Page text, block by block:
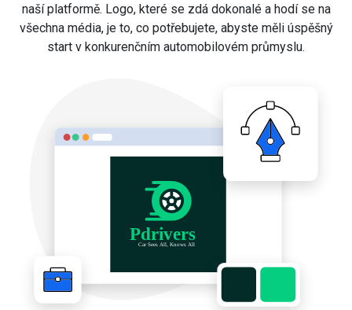
naší platformě. Logo, které se zdá dokonalé a hodí se na
všechna média, je to, co potřebujete, abyste měli úspěšný
start v konkurenčním automobilovém průmyslu.